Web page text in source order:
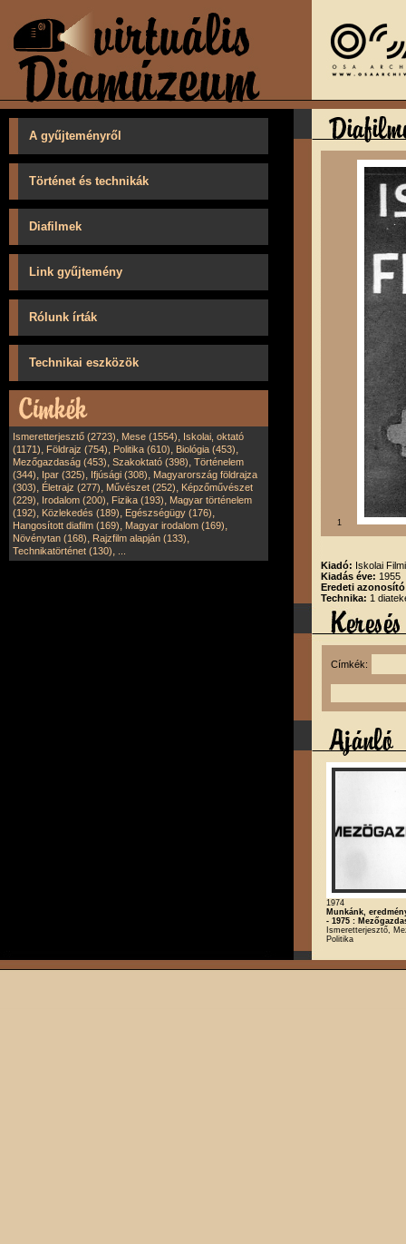
A gyűjteményről
Történet és technikák
Diafilmek
Link gyűjtemény
Rólunk írták
Technikai eszközök
Ismeretterjesztő (2723), Mese (1554), Iskolai, oktató
(1171), Földrajz (754), Politika (610), Biológia (453),
Mezőgazdaság (453), Szakoktató (398), Történelem
(344), Ipar (325), Ifjúsági (308), Magyarország földrajza
(303), Életrajz (277), Művészet (252), Képzőművészet
(229), Irodalom (200), Fizika (193), Magyar történelem
(192), Közlekedés (189), Egészségügy (176),
Hangosított diafilm (169), Magyar irodalom (169),
Növénytan (168), Rajzfilm alapján (133),
Technikatörténet (130),
1
Kiadó: Iskolai
Kiadás éve: 1955
Eredeti
Technika: 1
Címkék:
1974
Munkánk,
- 1975 :
Ismeretterjesztő,
Politika